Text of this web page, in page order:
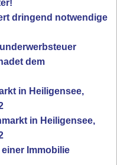
dringend notwendige
dem
in Heiligensee,
in Heiligensee,
Immobilie